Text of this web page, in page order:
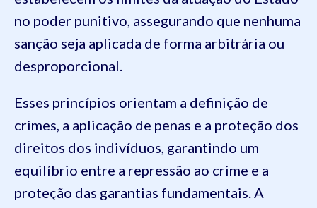
no poder punitivo, assegurando que nenhuma
sanção seja aplicada de forma arbitrária ou
desproporcional.
Esses princípios orientam a definição de
crimes, a aplicação de penas e a proteção dos
direitos dos indivíduos, garantindo um
equilíbrio entre a repressão ao crime e a
proteção das garantias fundamentais. A